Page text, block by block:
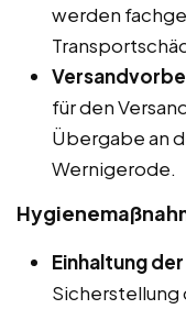
werden
für den
Übergabe an
Wernigerode.
Einhaltung
Sicherstellung